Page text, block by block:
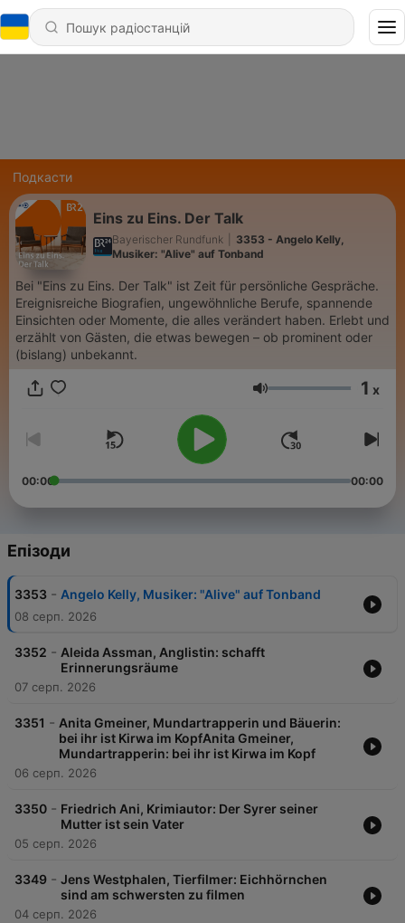
Подкасти
Eins zu Eins. Der Talk
Bayerischer Rundfunk
3353 - Angelo Kelly,
Musiker: "Alive" auf Tonband
Bei "Eins zu Eins. Der Talk" ist Zeit für persönliche Gespräche.
Ereignisreiche Biografien, ungewöhnliche Berufe, spannende
Einsichten oder Momente, die alles verändert haben. Erlebt und
erzählt von Gästen, die etwas bewegen – ob prominent oder
(bislang) unbekannt.
Гучність 1 x
00:00 00:00
Епізоди
3353 - Angelo Kelly, Musiker: "Alive" auf Tonband
08 серп. 2026
3352 - Aleida Assman, Anglistin: schafft
Erinnerungsräume
07 серп. 2026
3351 - Anita Gmeiner, Mundartrapperin und Bäuerin:
bei ihr ist Kirwa im KopfAnita Gmeiner,
Mundartrapperin: bei ihr ist Kirwa im Kopf
06 серп. 2026
3350 - Friedrich Ani, Krimiautor: Der Syrer seiner
Mutter ist sein Vater
05 серп. 2026
3349 - Jens Westphalen, Tierfilmer: Eichhörnchen
sind am schwersten zu filmen
04 серп. 2026